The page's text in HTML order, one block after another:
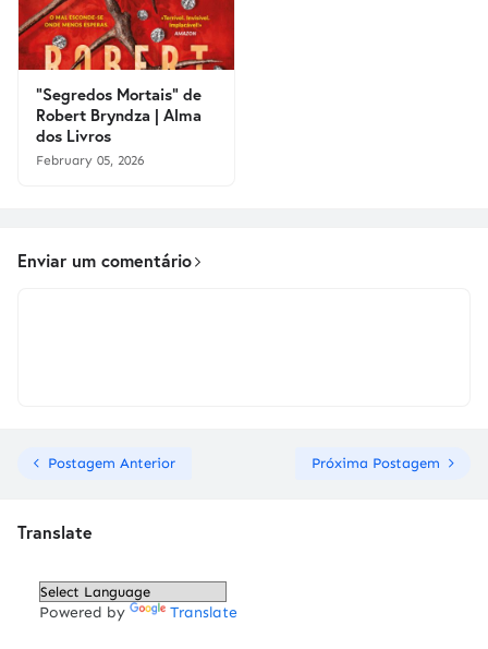
"Segredos Mortais" de
Robert Bryndza | Alma
dos Livros
February 05, 2026
Enviar um comentário
Postagem Anterior Próxima Postagem
Translate
Powered by Translate